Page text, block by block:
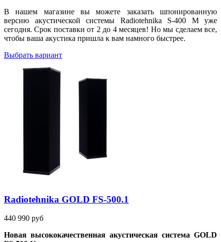
В нашем магазине вы можете заказать шпонированную
версию акустической системы Radiotehnika S-400 M уже
сегодня. Срок поставки от 2 до 4 месяцев! Но мы сделаем все,
чтобы ваша акустика пришла к вам намного быстрее.
Выбрать вариант
Radiotehnika GOLD FS-500.1
440 990 руб
Новая высококачественная акустическая система GOLD